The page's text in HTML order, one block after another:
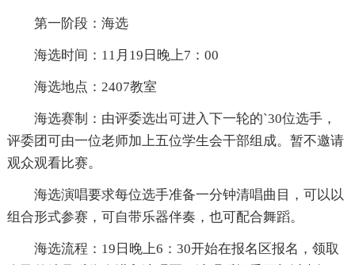
第一阶段：海选
海选时间：11月19日晚上7：00
海选地点：2407教室
海选赛制：由评委选出可进入下一轮的`30位选手，
评委团可由一位老师加上五位学生会干部组成。暂不邀请
观众观看比赛。
海选演唱要求每位选手准备一分钟清唱曲目，可以以
组合形式参赛，可自带乐器伴奏，也可配合舞蹈。
海选流程：19日晚上6：30开始在报名区报名，领取